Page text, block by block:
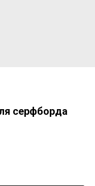
серфборда